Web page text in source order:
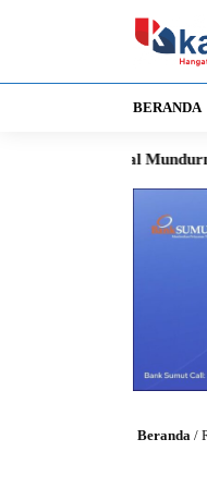
BERANDA
Suara soal Mundurnya
Beranda /